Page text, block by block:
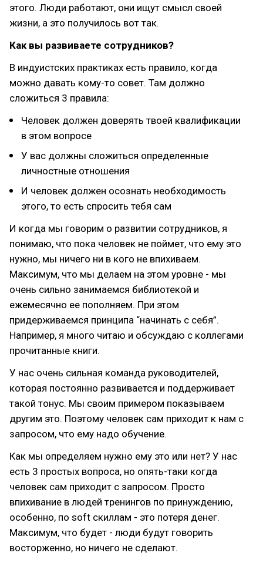
этого. Люди работают, они ищут смысл своей
жизни, а это получилось вот так.
Как вы развиваете сотрудников?
В индуистских практиках есть правило, когда
можно давать кому-то совет. Там должно
сложиться 3 правила:
Человек должен доверять твоей квалификации
в этом вопросе
У вас должны сложиться определенные
личностные отношения
И человек должен осознать необходимость
этого, то есть спросить тебя сам
И когда мы говорим о развитии сотрудников, я
понимаю, что пока человек не поймет, что ему это
нужно, мы ничего ни в кого не впихиваем.
Максимум, что мы делаем на этом уровне - мы
очень сильно занимаемся библиотекой и
ежемесячно ее пополняем. При этом
придерживаемся принципа “начинать с себя”.
Например, я много читаю и обсуждаю с коллегами
прочитанные книги.
У нас очень сильная команда руководителей,
которая постоянно развивается и поддерживает
такой тонус. Мы своим примером показываем
другим это. Поэтому человек сам приходит к нам с
запросом, что ему надо обучение.
Как мы определяем нужно ему это или нет? У нас
есть 3 простых вопроса, но опять-таки когда
человек сам приходит с запросом. Просто
впихивание в людей тренингов по принуждению,
особенно, по soft скиллам - это потеря денег.
Максимум, что будет - люди будут говорить
восторженно, но ничего не сделают.